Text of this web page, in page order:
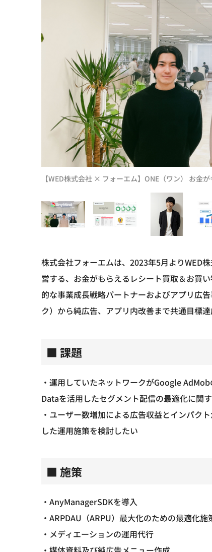
【WED株式会社 × フォーエム】ONE（ワン） お金
株式会社フォーエムは、2023年5月よりWED
営する、お金がもらえるレシート買取＆お買
的な事業成長戦略パートナーおよびアプリ広
ク）から純広告、アプリ内改善まで共通目標
■ 課題
・運用していたネットワークがGoogle
Dataを活用したセグメント配信の最適化に関
・ユーザー数増加による広告収益とインパク
した運用施策を検討したい
■ 施策
・AnyManagerSDKを導入
・ARPDAU（ARPU）最大化のための最適化施
・メディエーションの運用代行